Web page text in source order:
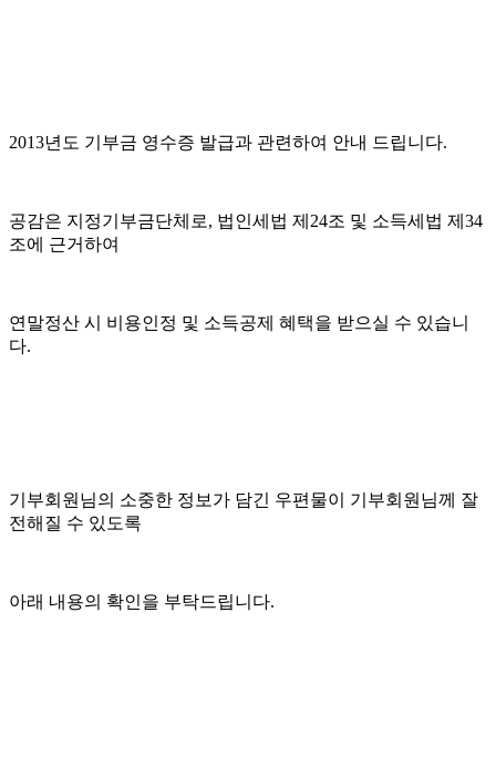
2013년도 기부금 영수증 발급과 관련하여 안내 드립니다.
공감은 지정기부금단체로, 법인세법 제24조 및 소득세법 제34
조에 근거하여
연말정산 시 비용인정 및 소득공제 혜택을 받으실 수 있습니
다.
기부회원님의 소중한 정보가 담긴 우편물이 기부회원님께 잘
전해질 수 있도록
아래 내용의 확인을 부탁드립니다.